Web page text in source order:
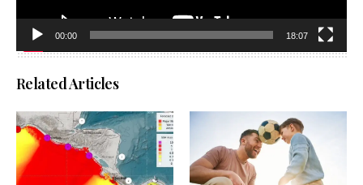
00:00 18:07
Related Articles